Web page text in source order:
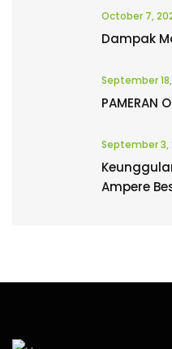
October 7,
Dampak
September
PAMERAN
September 3,
Ampere